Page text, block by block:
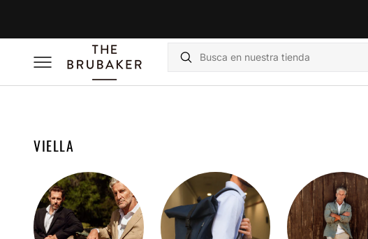
Buscar
RECOPILACIÓN:
VIELLA